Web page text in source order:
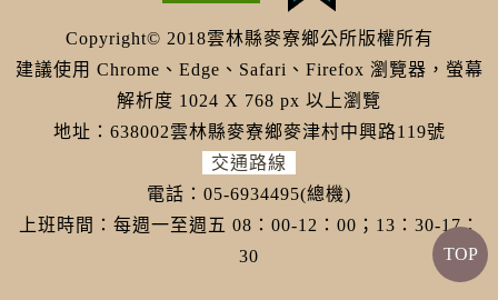
Copyright© 2018雲林縣麥寮鄉公所版權所有
建議使用 Chrome、Edge、Safari、Firefox 瀏覽器，螢幕
解析度 1024 X 768 px 以上瀏覽
地址：638002雲林縣麥寮鄉麥津村中興路119號
交通路線
電話：05-6934495(總機)
上班時間：每週一至週五 08：00-12：00；13：30-17：
30
TOP